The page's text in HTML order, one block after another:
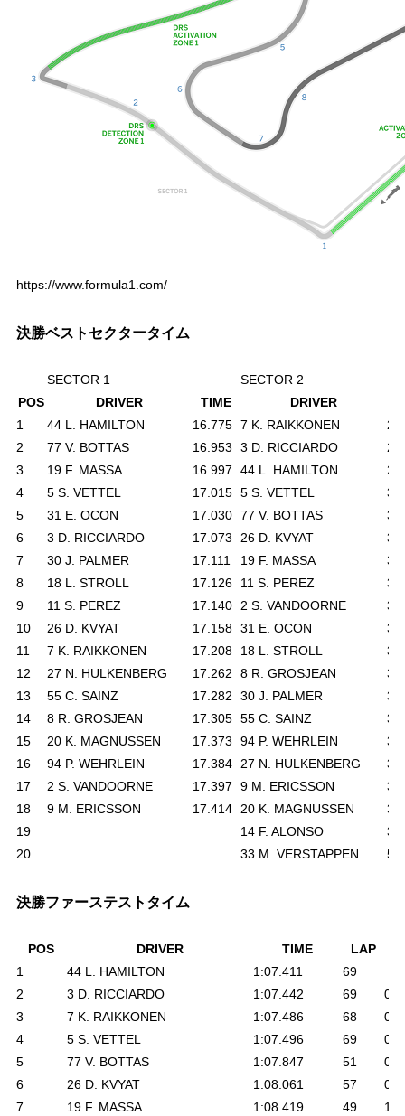
https://www.formula1.com/
決勝ベストセクタータイム
SECTOR 1
SECTOR 2
POS
DRIVER TIME DRIVER
1
44 L. HAMILTON 16.775 7 K. RAIKKONEN
2
77 V. BOTTAS 16.953 3 D. RICCIARDO
3
19 F. MASSA 16.997 44 L. HAMILTON
4
5 S. VETTEL 17.015 5 S. VETTEL
5
31 E. OCON 17.030 77 V. BOTTAS
6
3 D. RICCIARDO 17.073 26 D. KVYAT
7
30 J. PALMER 17.111 19 F. MASSA
8
18 L. STROLL 17.126 11 S. PEREZ
9
11 S. PEREZ 17.140 2 S. VANDOORNE
10
26 D. KVYAT 17.158 31 E. OCON
11
7 K. RAIKKONEN 17.208 18 L. STROLL
12
27 N. HULKENBERG 17.262 8 R. GROSJEAN
13
55 C. SAINZ 17.282 30 J. PALMER
14
8 R. GROSJEAN 17.305 55 C. SAINZ
15
20 K. MAGNUSSEN 17.373 94 P. WEHRLEIN
16
94 P. WEHRLEIN 17.384 27 N. HULKENBERG
17
2 S. VANDOORNE 17.397 9 M. ERICSSON
18
9 M. ERICSSON 17.414 20 K. MAGNUSSEN
19
14 F. ALONSO
20
33 M. VERSTAPPEN
決勝ファーステストタイム
POS DRIVER TIME LAP
1
44 L. HAMILTON 1:07.411
69
2
3 D. RICCIARDO 1:07.442 69
3
7 K. RAIKKONEN 1:07.486 68
4
5 S. VETTEL 1:07.496 69
5
77 V. BOTTAS 1:07.847 51
6
26 D. KVYAT 1:08.061 57
7
19 F. MASSA 1:08.419 49